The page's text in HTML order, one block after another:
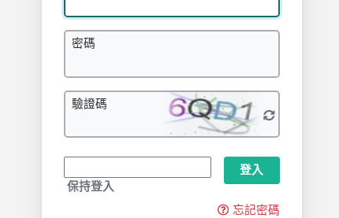
密碼
驗證碼
保持登入
登入
忘記密碼